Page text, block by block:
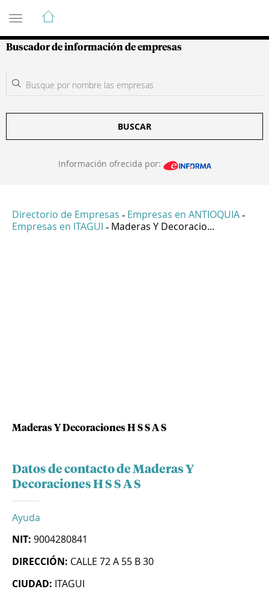
Guía de Empresas Colombianas
Buscador de información de empresas
BUSCAR
Información ofrecida por:
Directorio de Empresas - Empresas en ANTIOQUIA -
Empresas en ITAGUI - Maderas Y Decoracio...
Maderas Y Decoraciones H S S A S
Datos de contacto de Maderas Y
Decoraciones H S S A S
Ayuda
NIT: 9004280841
DIRECCIÓN: CALLE 72 A 55 B 30
CIUDAD: ITAGUI